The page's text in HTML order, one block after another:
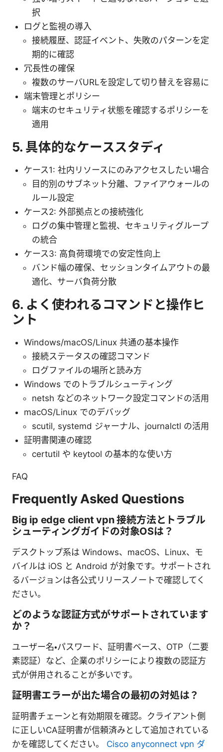
択
ログと監視の導入
接続履歴、認証イベント、失敗のパターンを定
期的に確認
冗長性の確保
複数のサーバURLを設定して切り替えを容易に
端末管理とポリシー
端末のセキュリティ状態を確認するポリシーを
適用
5. 具体的なケーススタディ
ケース1: 社内リソースにのみアクセスしたい場合
目的別のサブネット分離、ファイアウォールの
ルール設定
ケース2: 外部拠点との接続強化
ログの集中管理と監視、セキュリティグループ
の統合
ケース3: 高負荷環境での安定性向上
バンド幅の確保、セッションタイムアウトの最
適化、サーバ負荷分散
6. よく使われるコマンドと操作ヒ
ント
Windows/macOS/Linux 共通の基本操作
接続ステータスの確認コマンド
ログファイルの場所と読み方
Windows でのトラブルシューティング
netsh などのネットワーク設定コマンドの活用
macOS/Linux でのデバッグ
scutil, systemd ジャーナル、journalctl の活用
証明書関連の確認
certutil や keytool の基本的な使い方
FAQ
Frequently Asked Questions
Big ip edge client vpn 接続方法とトラブル
シューティングガイドの対象OSは？
デスクトップ系は Windows、macOS、Linux、モ
バイルは iOS と Android が対象です。サポートされ
るバージョンは各公式リリースノートで確認してく
ださい。
どのような認証方式がサポートされています
か？
ユーザー名・パスワード、証明書ベース、OTP（二要
素認証）など、企業のポリシーにより複数の認証方
式が併用されることが多いです。
証明書エラーが出た場合の最初の対処は？
証明書チェーンと有効期限を確認。クライアント側
に正しいCA証明書が信頼済みとして追加されている
かを確認してください。 Cisco anyconnect vpn ダ